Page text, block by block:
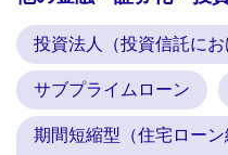
投資法人（投資信託にお
サブプライムローン
期間短縮型（住宅ロー